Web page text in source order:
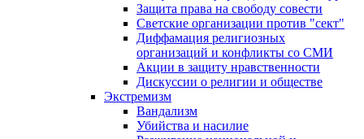
Защита права на свободу совести
Светские организации против "сект"
Диффамация религиозных
организаций и конфликты со СМИ
Акции в защиту нравственности
Дискуссии о религии и обществе
Экстремизм
Вандализм
Убийства и насилие